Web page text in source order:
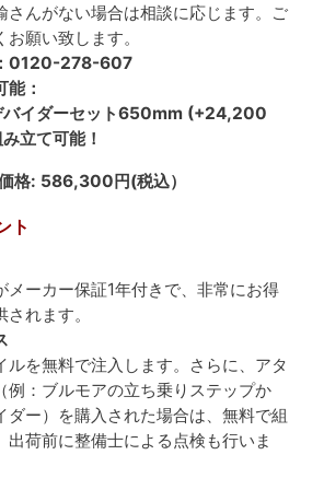
さんがない場合は相談に応じます。ご
願い致します。
0120-278-607
能：
バイダーセット650mm (+24,200
立て可能！
格: 586,300円(税込）
ト
メーカー保証1年付きで、非常にお得
れます。
ルを無料で注入します。さらに、アタ
例：ブルモアの立ち乗りステップか
ダー）を購入された場合は、無料で組
出荷前に整備士による点検も行いま